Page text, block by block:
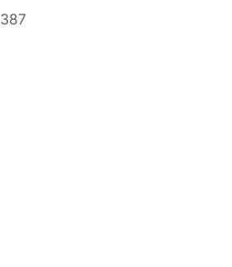
de Aveiro 500 Anos